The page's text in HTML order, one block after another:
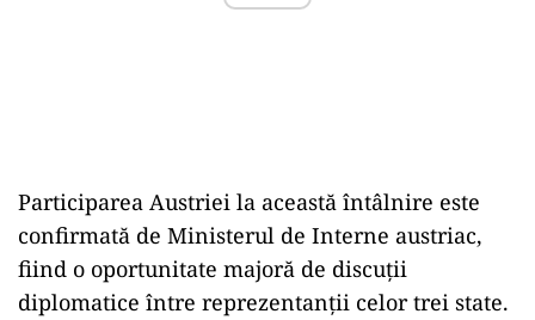
Participarea Austriei la această întâlnire este
confirmată de Ministerul de Interne austriac,
fiind o oportunitate majoră de discuții
diplomatice între reprezentanții celor trei state.